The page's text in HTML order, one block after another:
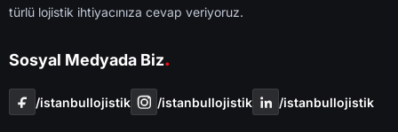
türlü lojistik ihtiyacınıza cevap veriyoruz.
Sosyal Medyada Biz.
/i̇stanbullojistik /i̇stanbullojistik /i̇stanbullojistik